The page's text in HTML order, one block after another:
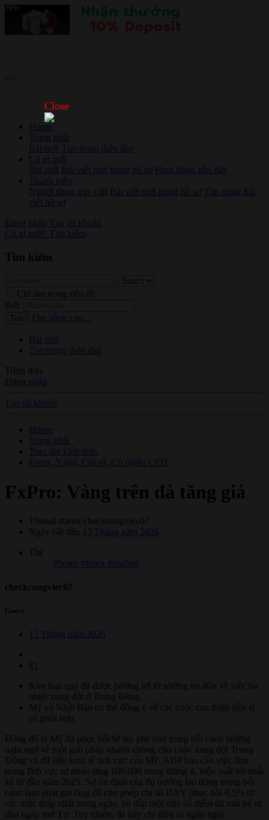
Home
Trang nhất
Bài mới
Tìm trong diễn đàn
Có gì mới
Bài mới Bài viết mới trong hồ sơ Hoạt động gần đây
Thành viên
Người đang truy cập Bài viết mới trong hồ sơ Tìm trong bài
viết hồ sơ
Đăng nhập Tạo tài khoản
Có gì mới? Tìm kiếm
Tìm kiếm
Chỉ tìm trong tiêu đề
Bởi:
Tìm nâng cao…
Bài mới
Tìm trong diễn đàn
Trình đơn
Đăng nhập
Tạo tài khoản
Home
Trang nhất
Trao đổi kiến thức
Forex, Vàng, Chỉ số, Cổ phiếu CFD
FxPro: Vàng trên đà tăng giá
Thread starter
checkcongviec07
Ngày bắt đầu
13 Tháng năm 2026
Thẻ
#fxpro #forex #trading
checkcongviec07
Guest
13 Tháng năm 2026
#1
Kim loại quý đã được hưởng lợi từ những tin đồn về việc hạ
nhiệt xung đột ở Trung Đông.
Mỹ và Nhật Bản có thể đồng ý về các cuộc can thiệp tiền tệ
có phối hợp.
Đồng đô la Mỹ đã phục hồi từ tay phe bán trong bối cảnh những
nghi ngờ về một giải pháp nhanh chóng cho cuộc xung đột Trung
Đông và dữ liệu kinh tế tích cực của Mỹ. ADP báo cáo việc làm
trong lĩnh vực tư nhân tăng 109.000 trong tháng 4, hiệu suất tốt nhất
kể từ đầu năm 2025. Sự ổn định của thị trường lao động trong bối
cảnh lạm phát gia tăng đã cho phép chỉ số DXY phục hồi 0,5% từ
các mức thấp nhất trong ngày, bù đắp một nửa số điểm đã mất kể từ
đầu ngày thứ Tư. Tuy nhiên, đà này chỉ diễn ra ngắn ngủi.
Close